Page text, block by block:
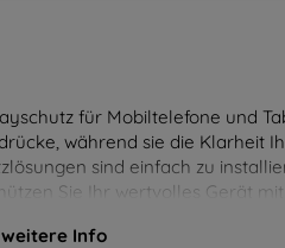
für Mobiltelefone und
während sie die Klarheit
sind einfach zu
Sie Ihr wertvolles Gerät
weitere Info